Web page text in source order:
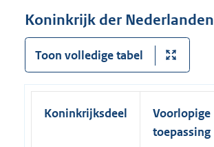
Koninkrijk der Nederlanden
Toon volledige tabel
Koninkrijksdeel
Voorlopige
toepassing